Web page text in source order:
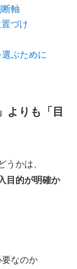
軸
づけ
ぶために
よりも「目
うかは、
目的が明確か
なのか